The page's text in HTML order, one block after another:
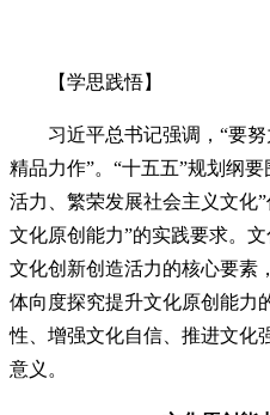
【学思践悟】
习近平总书记强调，“要努
精品力作”。“十五五”规划纲
活力、繁荣发展社会主义文化
文化原创能力”的实践要求。
文化创新创造活力的核心要素
体向度探究提升文化原创能力
性、增强文化自信、推进文化
意义。